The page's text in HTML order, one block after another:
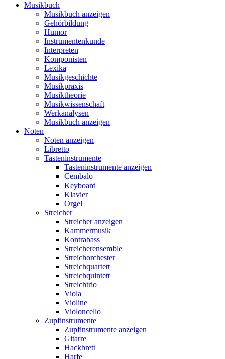
Musikbuch
Musikbuch anzeigen
Gehörbildung
Humor
Instrumentenkunde
Interpreten
Komponisten
Lexika
Musikgeschichte
Musikpraxis
Musiktheorie
Musikwissenschaft
Werkanalysen
Musikbuch anzeigen
Noten
Noten anzeigen
Libretto
Tasteninstrumente
Tasteninstrumente anzeigen
Cembalo
Keyboard
Klavier
Orgel
Streicher
Streicher anzeigen
Kammermusik
Kontrabass
Streicherensemble
Streichorchester
Streichquartett
Streichquintett
Streichtrio
Viola
Violine
Violoncello
Zupfinstrumente
Zupfinstrumente anzeigen
Gitarre
Hackbrett
Harfe